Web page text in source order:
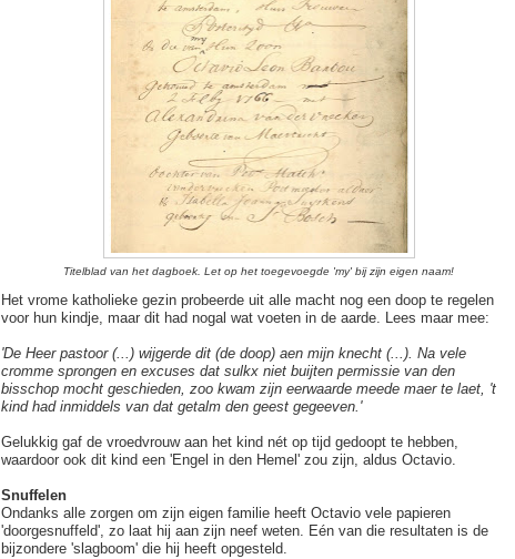
Titelblad van het dagboek. Let op het toegevoegde 'my' bij zijn eigen naam!
Het vrome katholieke gezin probeerde uit alle macht nog een doop te regelen
voor hun kindje, maar dit had nogal wat voeten in de aarde. Lees maar mee:
'De Heer pastoor (...) wijgerde dit (de doop) aen mijn knecht (...). Na vele
cromme sprongen en excuses dat sulkx niet buijten permissie van den
bisschop mocht geschieden, zoo kwam zijn eerwaarde meede maer te laet, 't
kind had inmiddels van dat getalm den geest gegeeven.'
Gelukkig gaf de vroedvrouw aan het kind nét op tijd gedoopt te hebben,
waardoor ook dit kind een 'Engel in den Hemel' zou zijn, aldus Octavio.
Snuffelen
Ondanks alle zorgen om zijn eigen familie heeft Octavio vele papieren
'doorgesnuffeld', zo laat hij aan zijn neef weten. Eén van die resultaten is de
bijzondere 'slagboom' die hij heeft opgesteld.